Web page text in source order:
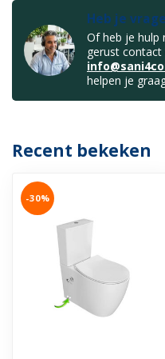
Heb je
Of heb je hulp
gerust
helpen je
Recent bekeken
-30%